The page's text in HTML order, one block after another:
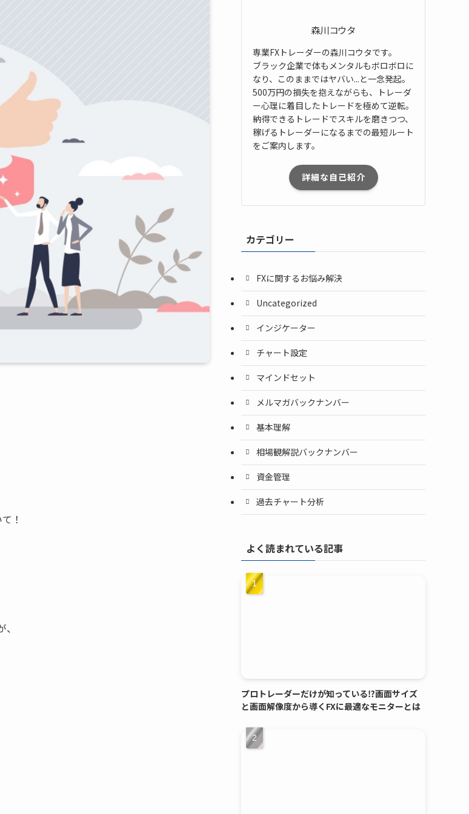
！
森川コウタ
専業FXトレーダーの森川コウタです。
ブラック企業で体もメンタルもボロボロに
なり、このままではヤバい...と一念発起。
500万円の損失を抱えながらも、トレーダ
ー心理に着目したトレードを極めて逆転。
納得できるトレードでスキルを磨きつつ、
稼げるトレーダーになるまでの最短ルート
をご案内します。
詳細な自己紹介
カテゴリー
FXに関するお悩み解決
Uncategorized
インジケーター
チャート設定
マインドセット
メルマガバックナンバー
基本理解
相場観解説バックナンバー
資金管理
過去チャート分析
よく読まれている記事
プロトレーダーだけが知っている⁉画面サイズ
と画面解像度から導くFXに最適なモニターとは